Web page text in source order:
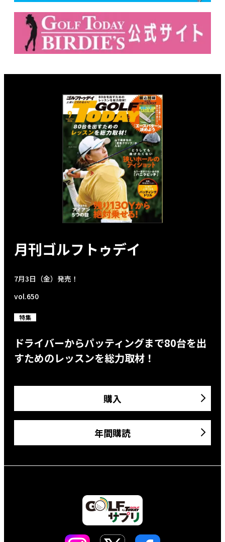
月刊ゴルフトゥデイ
7月3日（金）発売！
vol.650
特集
ドライバーからパッティングまで80台を出
すためのレッスンを総力取材！
購入
年間購読